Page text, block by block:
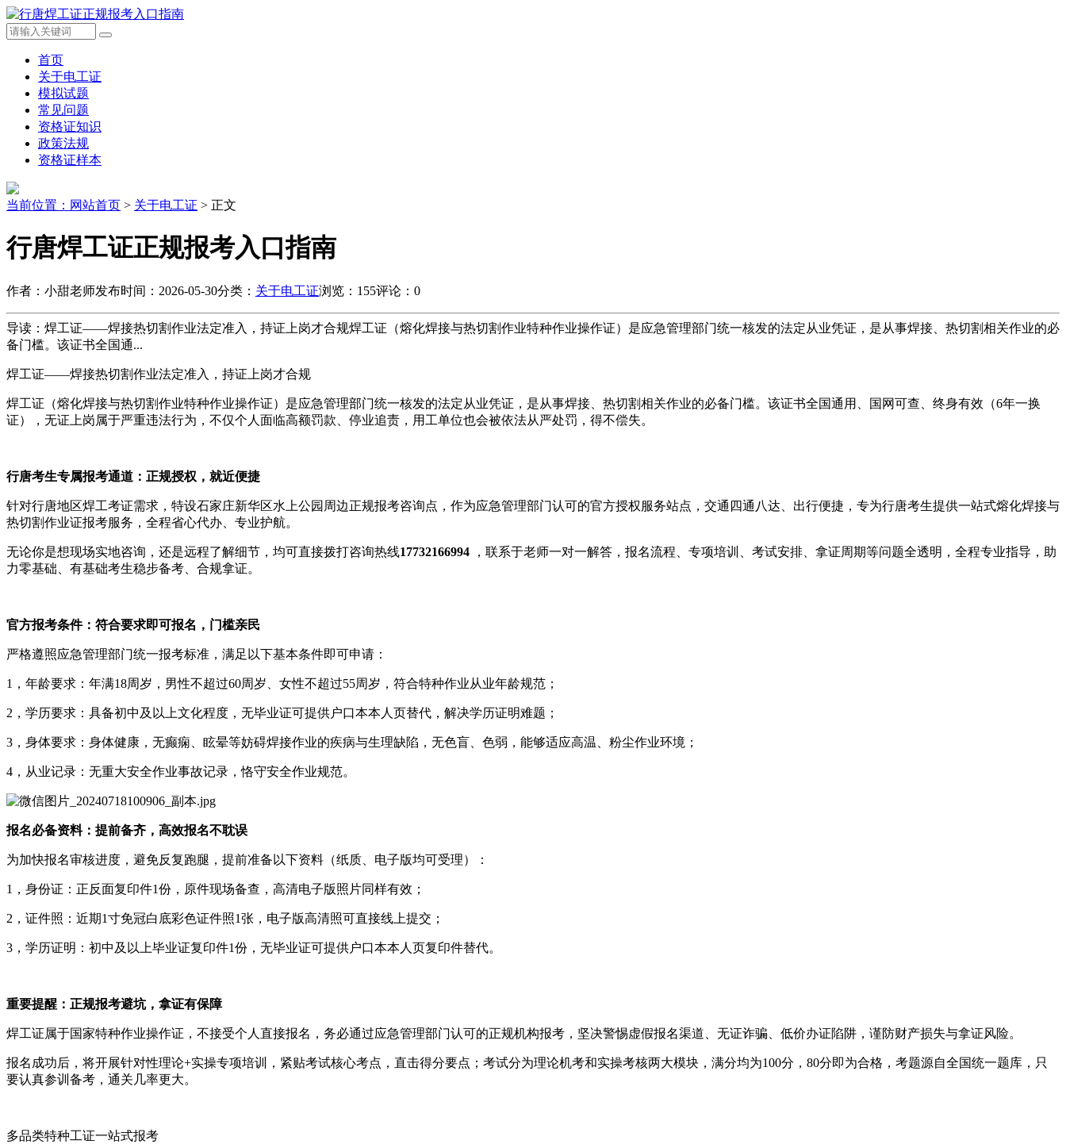
首页
关于电工证
模拟试题
常见问题
资格证知识
政策法规
资格证样本
当前位置： 网站首页 > 关于电工证 > 正文
行唐焊工证正规报考入口指南
作者：小甜老师发布时间：2026-05-30分类： 关于电工证浏览：155评论：0
导读：焊工证——焊接热切割作业法定准入，持证上岗才合规焊工证（熔化焊接与热切割作业特种作业操作证）是应急管理部门统一核发的法定从业凭证，是从事焊接、热切割相关作业的必
备门槛。该证书全国通...
焊工证——焊接热切割作业法定准入，持证上岗才合规
焊工证（熔化焊接与热切割作业特种作业操作证）是应急管理部门统一核发的法定从业凭证，是从事焊接、热切割相关作业的必备门槛。该证书全国通用、国网可查、终身有效（6年一换
证），无证上岗属于严重违法行为，不仅个人面临高额罚款、停业追责，用工单位也会被依法从严处罚，得不偿失。
行唐考生专属报考通道：正规授权，就近便捷
针对行唐地区焊工考证需求，特设石家庄新华区水上公园周边正规报考咨询点，作为应急管理部门认可的官方授权服务站点，交通四通八达、出行便捷，专为行唐考生提供一站式熔化焊接与
热切割作业证报考服务，全程省心代办、专业护航。
无论你是想现场实地咨询，还是远程了解细节，均可直接拨打咨询热线17732166994 ，联系于老师一对一解答，报名流程、专项培训、考试安排、拿证周期等问题全透明，全程专业指导，助
力零基础、有基础考生稳步备考、合规拿证。
官方报考条件：符合要求即可报名，门槛亲民
严格遵照应急管理部门统一报考标准，满足以下基本条件即可申请：
1，年龄要求：年满18周岁，男性不超过60周岁、女性不超过55周岁，符合特种作业从业年龄规范；
2，学历要求：具备初中及以上文化程度，无毕业证可提供户口本本人页替代，解决学历证明难题；
3，身体要求：身体健康，无癫痫、眩晕等妨碍焊接作业的疾病与生理缺陷，无色盲、色弱，能够适应高温、粉尘作业环境；
4，从业记录：无重大安全作业事故记录，恪守安全作业规范。
报名必备资料：提前备齐，高效报名不耽误
为加快报名审核进度，避免反复跑腿，提前准备以下资料（纸质、电子版均可受理）：
1，身份证：正反面复印件1份，原件现场备查，高清电子版照片同样有效；
2，证件照：近期1寸免冠白底彩色证件照1张，电子版高清照可直接线上提交；
3，学历证明：初中及以上毕业证复印件1份，无毕业证可提供户口本本人页复印件替代。
重要提醒：正规报考避坑，拿证有保障
焊工证属于国家特种作业操作证，不接受个人直接报名，务必通过应急管理部门认可的正规机构报考，坚决警惕虚假报名渠道、无证诈骗、低价办证陷阱，谨防财产损失与拿证风险。
报名成功后，将开展针对性理论+实操专项培训，紧贴考试核心考点，直击得分要点；考试分为理论机考和实操考核两大模块，满分均为100分，80分即为合格，考题源自全国统一题库，只
要认真参训备考，通关几率更大。
多品类特种工证一站式报考